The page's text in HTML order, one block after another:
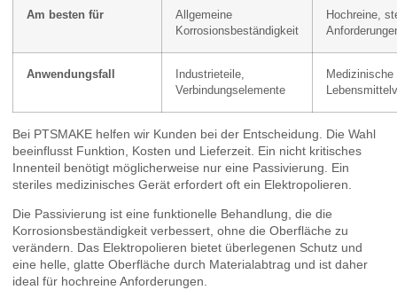
Am besten für
Allgemeine
Korrosionsbeständigkeit
Hochreine,
Anwendungsfall
Industrieteile,
Verbindungselemente
Bei PTSMAKE helfen wir Kunden bei der Entscheidung. Die Wahl
beeinflusst Funktion, Kosten und Lieferzeit. Ein nicht kritisches
Innenteil benötigt möglicherweise nur eine Passivierung. Ein
steriles medizinisches Gerät erfordert oft ein Elektropolieren.
Die Passivierung ist eine funktionelle Behandlung, die die
Korrosionsbeständigkeit verbessert, ohne die Oberfläche zu
verändern. Das Elektropolieren bietet überlegenen Schutz und
eine helle, glatte Oberfläche durch Materialabtrag und ist daher
ideal für hochreine Anforderungen.